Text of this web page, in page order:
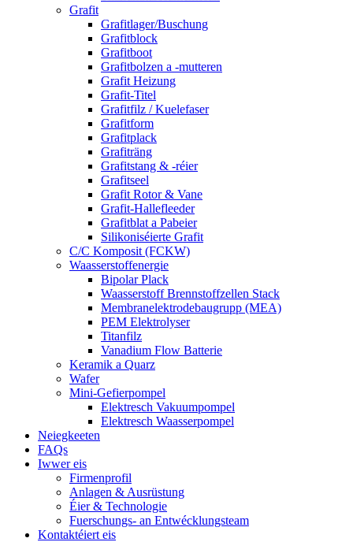
Grafit
Grafitlager/Buschung
Grafitblock
Grafitboot
Grafitbolzen a -mutteren
Grafit Heizung
Grafit-Titel
Grafitfilz / Kuelefaser
Grafitform
Grafitplack
Grafiträng
Grafitstang & -réier
Grafitseel
Grafit Rotor & Vane
Grafit-Hallefleeder
Grafitblat a Pabeier
Silikoniséierte Grafit
C/C Komposit (FCKW)
Waasserstoffenergie
Bipolar Plack
Waasserstoff Brennstoffzellen Stack
Membranelektrodebaugrupp (MEA)
PEM Elektrolyser
Titanfilz
Vanadium Flow Batterie
Keramik a Quarz
Wafer
Mini-Gefierpompel
Elektresch Vakuumpompel
Elektresch Waasserpompel
Neiegkeeten
FAQs
Iwwer eis
Firmenprofil
Anlagen & Ausrüstung
Éier & Technologie
Fuerschungs- an Entwécklungsteam
Kontaktéiert eis